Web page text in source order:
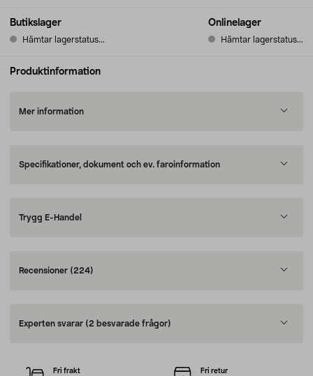
Butikslager
Hämtar lagerstatus...
Onlinelager
Hämtar lagerstatus...
Produktinformation
Mer information
Specifikationer, dokument och ev. faroinformation
Trygg E-Handel
Recensioner (224)
Experten svarar (2 besvarade frågor)
Fri frakt Fri retur